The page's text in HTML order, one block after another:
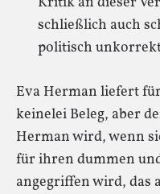
schließlich auch
politisch
Eva Herman liefert
keinelei Beleg, aber
Herman wird, wenn
für ihren dummen
angegriffen wird, das